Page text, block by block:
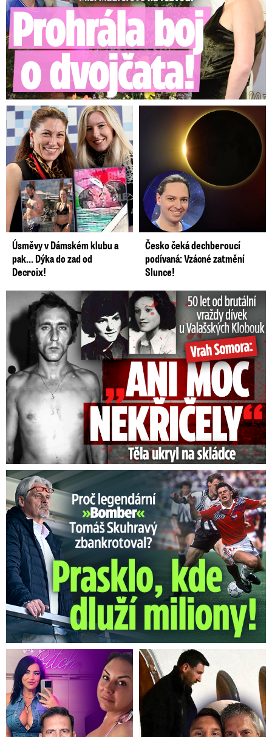
Úsměvy v Dámském klubu a
pak… Dýka do zad od
Decroix!
Česko čeká dechberoucí
podívaná: Vzácné zatmění
Slunce!
50 let od běsnění Somory: Těla dívek vrah ukryl na skládce
Proč Skuhravý zbankrotoval? Prasklo, kde dluží miliony!